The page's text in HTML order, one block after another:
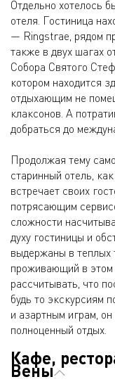
Отдельно хотелось
отеля. Гостиница
— Ringstrae, рядом
также в двух шагах
Собора Святого
котором находится
отдыхающим не
клаксонов. А
добраться до
Продолжая тему
старинный отель,
встречает своих
потрясающим
сложности
духу гостиницы и
выдержаны в теплых
проживающий в
рассчитывать, что
будь то экскурсиям
и азартным играм,
полноценный отдых.
Кафе,
Вены